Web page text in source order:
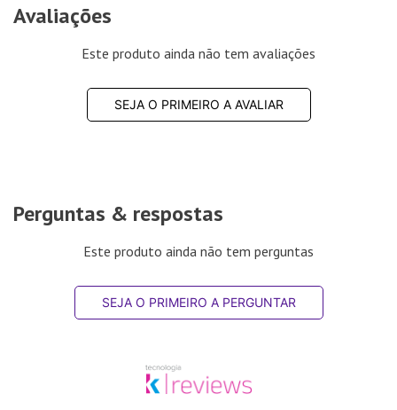
Avaliações
Este produto ainda não tem avaliações
SEJA O PRIMEIRO A AVALIAR
Perguntas & respostas
Este produto ainda não tem perguntas
SEJA O PRIMEIRO A PERGUNTAR